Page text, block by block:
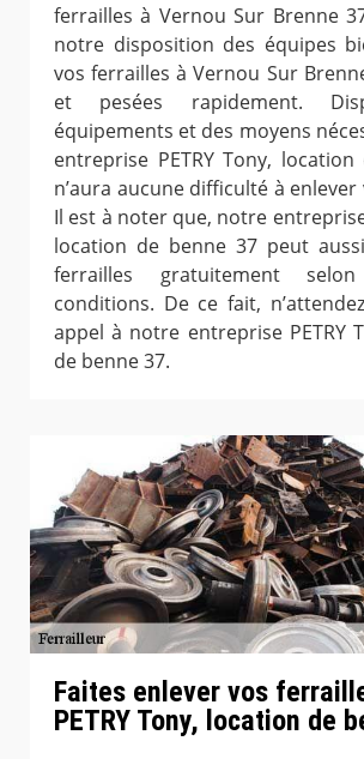
ferrailles à Vernou Sur Brenne
notre disposition des équipes
vos ferrailles à Vernou Sur
et pesées rapidement.
équipements et des moyens
entreprise PETRY Tony,
n’aura aucune difficulté à
Il est à noter que, notre entreprise
location de benne 37 peut
ferrailles gratuitement
conditions. De ce fait,
appel à notre entreprise PETRY
de benne 37.
Faites enlever vos
PETRY Tony, location de